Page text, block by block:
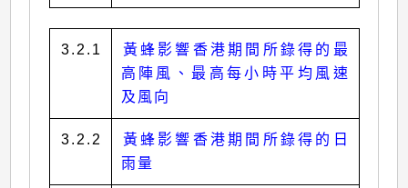
3.2.1
黃蜂影響香港期間所錄得的最
高陣風、最高每小時平均風速
及風向
3.2.2
黃蜂影響香港期間所錄得的日
雨量